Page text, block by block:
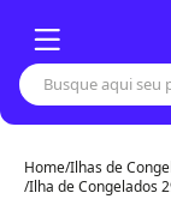
Home/Ilhas de
/Ilha de Congelados